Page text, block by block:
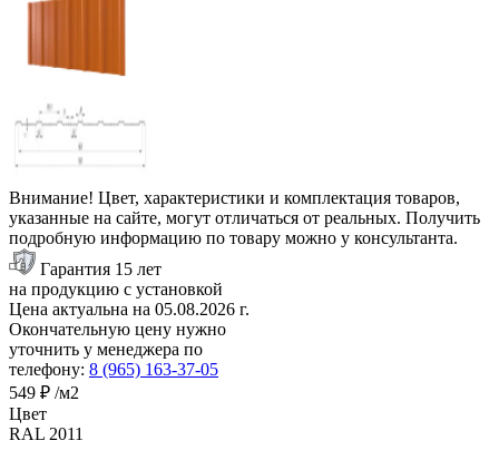
Внимание! Цвет, характеристики и комплектация товаров,
указанные на сайте, могут отличаться от реальных. Получить
подробную информацию по товару можно у консультанта.
Гарантия 15 лет
на продукцию с установкой
Цена актуальна на 05.08.2026 г.
Окончательную цену нужно
уточнить у менеджера по
телефону: 8 (965) 163-37-05
549 ₽ /м2
Цвет
RAL 2011